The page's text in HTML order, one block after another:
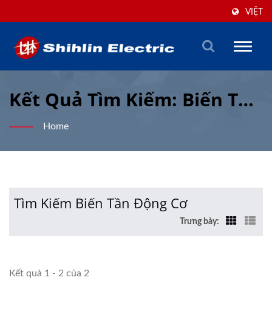
VIỆT
Toggle
Kết Quả Tìm Kiếm: Biến Tần
Động Cơ | Hơn 70 Năm Giải
Home
Tìm Kiếm Biến Tần Động Cơ
Trưng bày:
Kết quả 1 - 2 của 2